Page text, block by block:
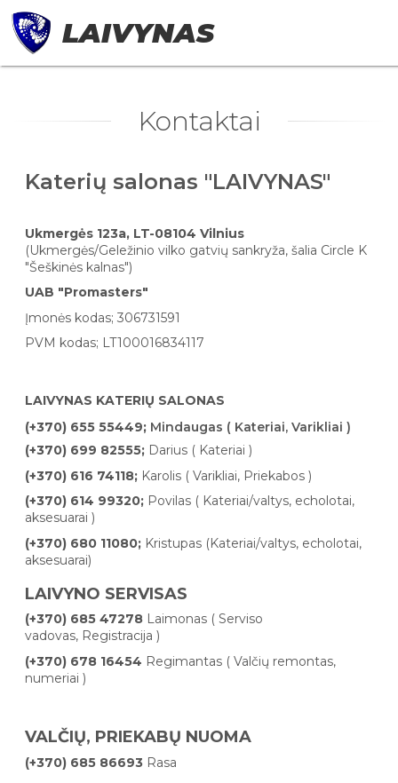
LAIVYNAS
Kontaktai
Katerių salonas "LAIVYNAS"
Ukmergės 123a, LT-08104 Vilnius
(Ukmergės/Geležinio vilko gatvių sankryža, šalia Circle K
"Šeškinės kalnas")
UAB "Promasters"
Įmonės kodas; 306731591
PVM kodas; LT100016834117
LAIVYNAS KATERIŲ SALONAS
(+370) 655 55449; Mindaugas ( Kateriai, Varikliai )
(+370) 699 82555; Darius ( Kateriai )
(+370) 616 74118; Karolis ( Varikliai, Priekabos )
(+370) 614 99320; Povilas ( Kateriai/valtys, echolotai,
aksesuarai )
(+370) 680 11080; Kristupas (Kateriai/valtys, echolotai,
aksesuarai)
LAIVYNO SERVISAS
(+370) 685 47278 Laimonas ( Serviso
vadovas, Registracija )
(+370) 678 16454 Regimantas ( Valčių remontas,
numeriai )
VALČIŲ, PRIEKABŲ NUOMA
(+370) 685 86693 Rasa